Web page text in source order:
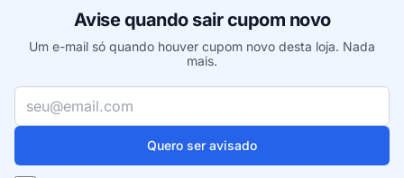
Avise quando sair cupom novo
Um e-mail só quando houver cupom novo desta loja. Nada
mais.
Seu e-mail
Quero ser avisado